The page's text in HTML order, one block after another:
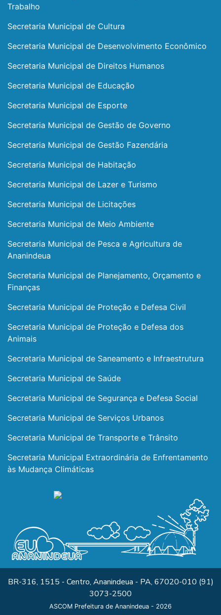
Trabalho
Secretaria Municipal de Cultura
Secretaria Municipal de Desenvolvimento Econômico
Secretaria Municipal de Direitos Humanos
Secretaria Municipal de Educação
Secretaria Municipal de Esporte
Secretaria Municipal de Gestão de Governo
Secretaria Municipal de Gestão Fazendária
Secretaria Municipal de Habitação
Secretaria Municipal de Lazer e Turismo
Secretaria Municipal de Licitações
Secretaria Municipal de Meio Ambiente
Secretaria Municipal de Pesca e Agricultura de
Ananindeua
Secretaria Municipal de Planejamento, Orçamento e
Finanças
Secretaria Municipal de Proteção e Defesa Civil
Secretaria Municipal de Proteção e Defesa dos
Animais
Secretaria Municipal de Saneamento e Infraestrutura
Secretaria Municipal de Saúde
Secretaria Municipal de Segurança e Defesa Social
Secretaria Municipal de Serviços Urbanos
Secretaria Municipal de Transporte e Trânsito
Secretaria Municipal Extraordinária de Enfrentamento
às Mudança Climáticas
BR-316, 1515 - Centro, Ananindeua - PA, 67020-010 (91)
3073-2500
ASCOM Prefeitura de Ananindeua - 2026